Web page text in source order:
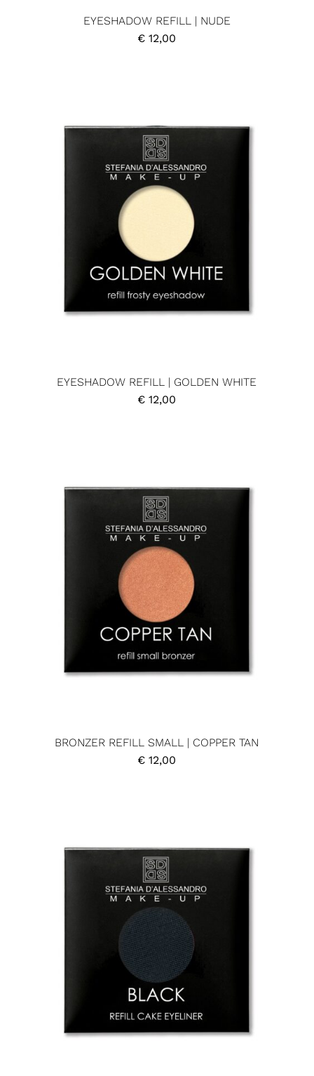
EYESHADOW REFILL | NUDE
€ 12,00
EYESHADOW REFILL | GOLDEN WHITE
€ 12,00
BRONZER REFILL SMALL | COPPER TAN
€ 12,00